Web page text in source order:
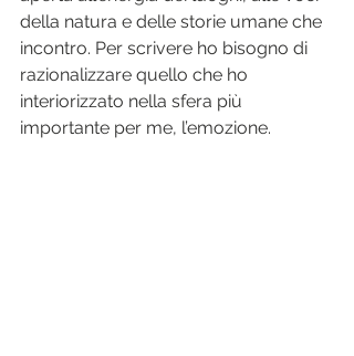
della natura e delle storie umane che
incontro. Per scrivere ho bisogno di
razionalizzare quello che ho
interiorizzato nella sfera più
importante per me, l’emozione.